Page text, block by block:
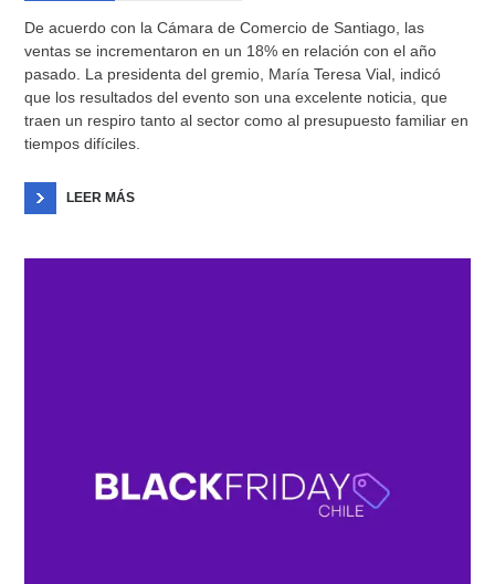
De acuerdo con la Cámara de Comercio de Santiago, las
ventas se incrementaron en un 18% en relación con el año
pasado. La presidenta del gremio, María Teresa Vial, indicó
que los resultados del evento son una excelente noticia, que
traen un respiro tanto al sector como al presupuesto familiar en
tiempos difíciles.
LEER MÁS